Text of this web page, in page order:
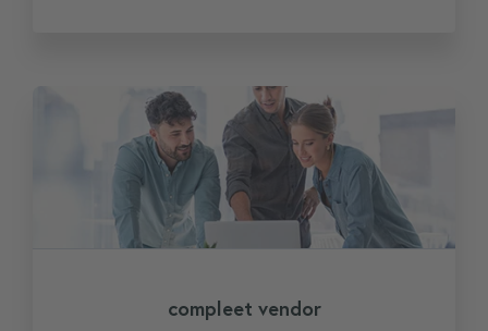
compleet vendor